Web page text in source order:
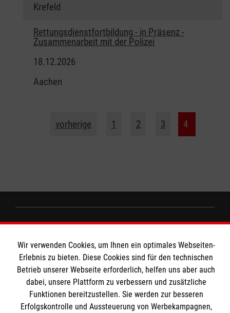
Krefeld
Rettungsdienstfortbildung - in Präsenz -
Zusammenarbeit mit der Polizei
18.12.2026
Aachen
vorherige 1 2 3 4
MBZ Euregio
Kurse für Rettungsdienstler
Informationen
Wir verwenden Cookies, um Ihnen ein optimales Webseiten-
Erlebnis zu bieten. Diese Cookies sind für den technischen
Betrieb unserer Webseite erforderlich, helfen uns aber auch
dabei, unsere Plattform zu verbessern und zusätzliche
Funktionen bereitzustellen. Sie werden zur besseren
Erfolgskontrolle und Aussteuerung von Werbekampagnen,